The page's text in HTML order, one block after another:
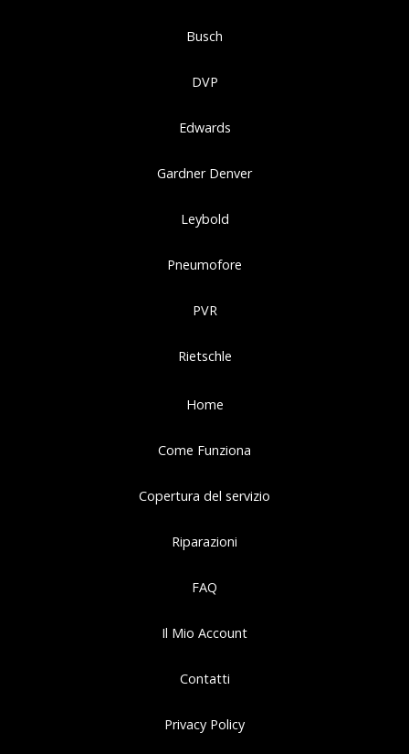
Busch
DVP
Edwards
Gardner Denver
Leybold
Pneumofore
PVR
Rietschle
Home
Come Funziona
Copertura del servizio
Riparazioni
FAQ
Il Mio Account
Contatti
Privacy Policy